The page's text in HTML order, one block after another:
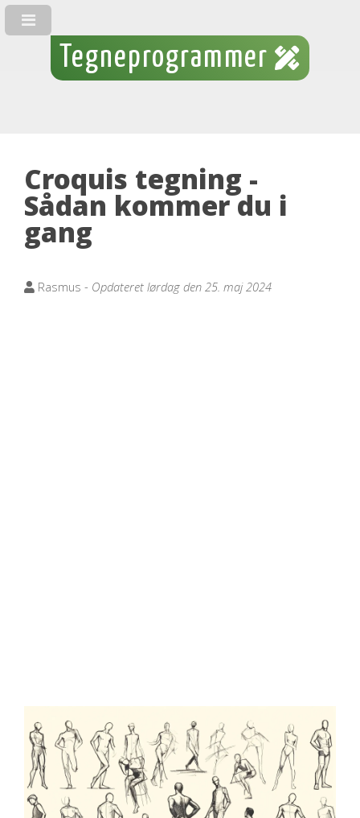
Tegneprogrammer
Croquis tegning -
Sådan kommer du i
gang
Rasmus - Opdateret lørdag den 25. maj 2024